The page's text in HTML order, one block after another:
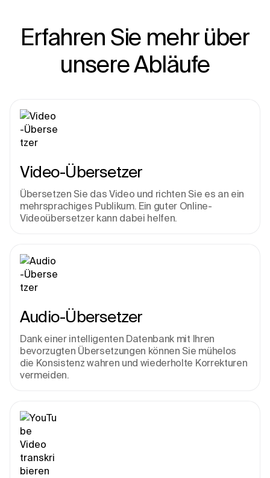
Erfahren Sie mehr über
unsere Abläufe
Video-Übersetzer
Übersetzen Sie das Video und richten Sie es an ein
mehrsprachiges Publikum. Ein guter Online-
Videoübersetzer kann dabei helfen.
Audio-Übersetzer
Dank einer intelligenten Datenbank mit Ihren
bevorzugten Übersetzungen können Sie mühelos
die Konsistenz wahren und wiederholte Korrekturen
vermeiden.